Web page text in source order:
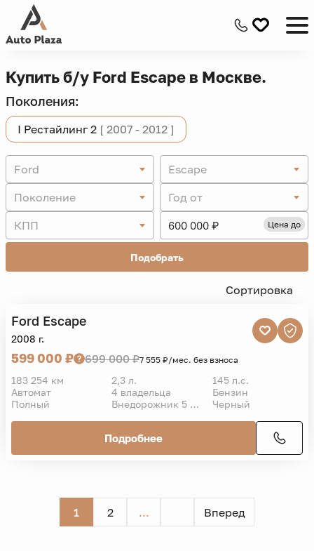
Купить б/у Ford Escape в Москве.
Поколения:
I Рестайлинг 2 [ 2007 - 2012 ]
Ford
Escape
Поколение
Год от
КПП
Цена до
Подобрать
Сортировка
Ford Escape
2008 г.
599 000 ₽ 699 000 ₽7 555 ₽/мес. без взноса
183 254 км 2,3 л.
145 л.с.
Автомат
4 владельца
Бензин
Полный
Внедорожник 5 дв. Черный
Подробнее
1 2 ... Вперед